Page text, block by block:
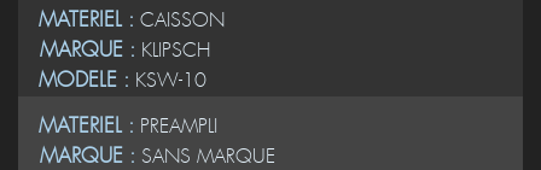
MATERIEL : CAISSON
MARQUE : KLIPSCH
MODELE : KSW-10
MATERIEL : PREAMPLI
MARQUE : SANS MARQUE